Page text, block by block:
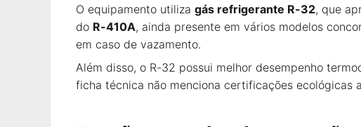
O equipamento utiliza gás refrigerante R-32, que
do R-410A, ainda presente em vários modelos
em caso de vazamento.
Além disso, o R-32 possui melhor desempenho
ficha técnica não menciona certificações ecológicas